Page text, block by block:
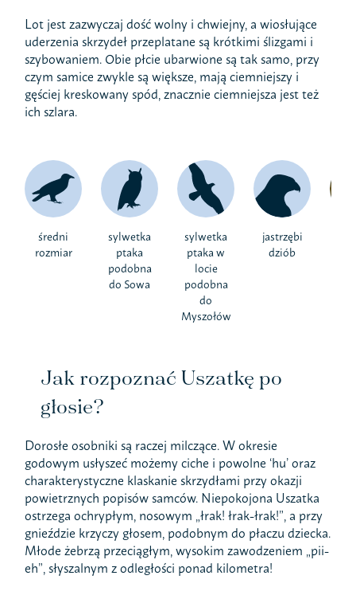
Lot jest zazwyczaj dość wolny i chwiejny, a wiosłujące
uderzenia skrzydeł przeplatane są krótkimi ślizgami i
szybowaniem. Obie płcie ubarwione są tak samo, przy
czym samice zwykle są większe, mają ciemniejszy i
gęściej kreskowany spód, znacznie ciemniejsza jest też
ich szlara.
średni
rozmiar
sylwetka
ptaka
podobna
do Sowa
sylwetka
ptaka w
locie
podobna
do
Myszołów
jastrzębi
dziób
Jak rozpoznać Uszatkę po
głosie?
Dorosłe osobniki są raczej milczące. W okresie
godowym usłyszeć możemy ciche i powolne ‘hu’ oraz
charakterystyczne klaskanie skrzydłami przy okazji
powietrznych popisów samców. Niepokojona Uszatka
ostrzega ochrypłym, nosowym „łrak! łrak-łrak!”, a przy
gnieździe krzyczy głosem, podobnym do płaczu dziecka.
Młode żebrzą przeciągłym, wysokim zawodzeniem „pii-
eh”, słyszalnym z odległości ponad kilometra!